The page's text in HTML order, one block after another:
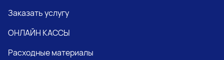
Заказать услугу
ОНЛАЙН КАССЫ
Расходные материалы